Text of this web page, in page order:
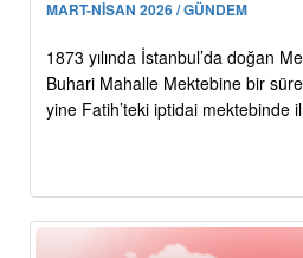
MART-NİSAN 2026 / GÜNDEM
1873 yılında İstanbul’da doğan
Buhari Mahalle Mektebine bir
yine Fatih’teki iptidai mektebinde